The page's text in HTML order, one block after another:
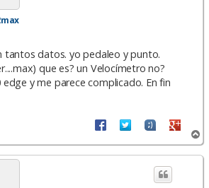
tantos datos. yo pedaleo y punto.
que es? un Velocímetro no?
edge y me parece complicado. En fin
r
r